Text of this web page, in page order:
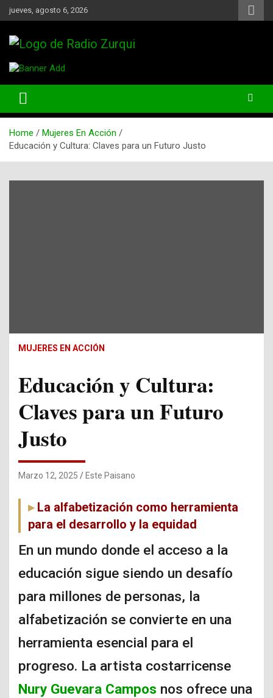
Skip
to
jueves, agosto 6, 2026
Radio Zurqui
Home
Mujeres En Acción
Educación y Cultura: Claves para un Futuro Justo
MUJERES EN ACCIÓN
Educación y Cultura:
Claves para un Futuro
Justo
Marzo 12, 2025 Este Paisano
La alfabetización como herramienta
para el desarrollo y la equidad
En un mundo donde el acceso a la
educación sigue siendo un desafío
para millones de personas, la
alfabetización se convierte en una
herramienta esencial para el
progreso. La artista costarricense
Nury Guevara Campos nos ofrece una